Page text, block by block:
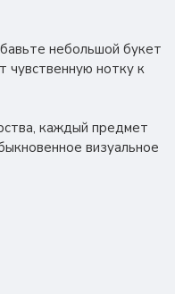
небольшой букет
чувственную нотку к
каждый предмет
визуальное